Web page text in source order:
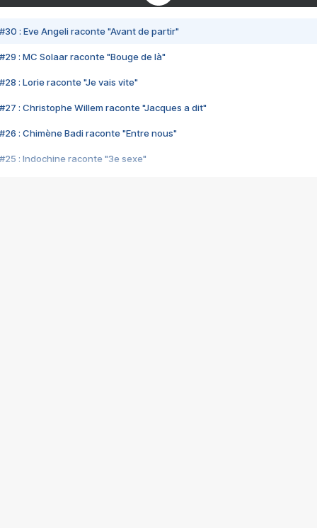
#30 : Eve Angeli raconte "Avant de partir"
#29 : MC Solaar raconte "Bouge de là"
#28 : Lorie raconte "Je vais vite"
#27 : Christophe Willem raconte "Jacques a dit"
#26 : Chimène Badi raconte "Entre nous"
#25 : Indochine raconte "3e sexe"